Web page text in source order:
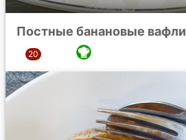
Постные банановые вафли